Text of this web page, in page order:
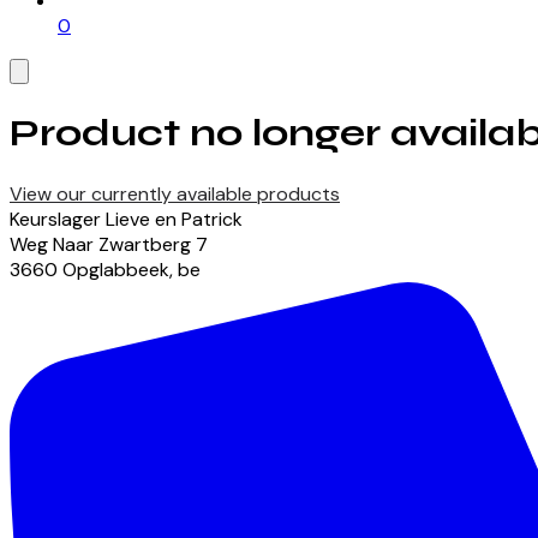
0
Product no longer
View our currently available products
Keurslager Lieve en Patrick
Weg Naar Zwartberg 7
3660 Opglabbeek,be